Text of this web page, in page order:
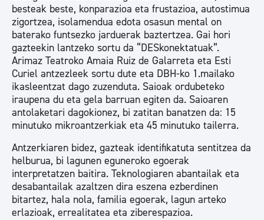
besteak beste, konparazioa eta frustazioa, autostimua
zigortzea, isolamendua edota osasun mental on
baterako funtsezko jarduerak baztertzea. Gai hori
gazteekin lantzeko sortu da “DESkonektatuak”.
Arimaz Teatroko Amaia Ruiz de Galarreta eta Esti
Curiel antzezleek sortu dute eta DBH-ko 1.mailako
ikasleentzat dago zuzenduta. Saioak ordubeteko
iraupena du eta gela barruan egiten da. Saioaren
antolaketari dagokionez, bi zatitan banatzen da: 15
minutuko mikroantzerkiak eta 45 minutuko tailerra.
Antzerkiaren bidez, gazteak identifikatuta sentitzea da
helburua, bi lagunen eguneroko egoerak
interpretatzen baitira. Teknologiaren abantailak eta
desabantailak azaltzen dira eszena ezberdinen
bitartez, hala nola, familia egoerak, lagun arteko
erlazioak, errealitatea eta ziberespazioa.